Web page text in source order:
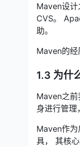
Maven设
CVS。
助。
Maven的
1.3 为什
Maven之
身进行管理
Maven作
具， 其核